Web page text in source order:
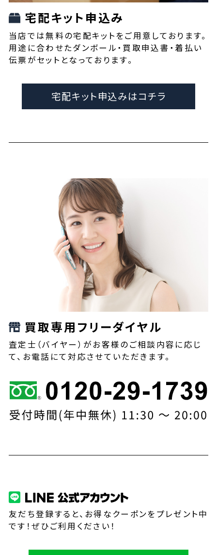
宅配キット申込み
当店では無料の宅配キットをご用意しております。
用途に合わせたダンボール・買取申込書・着払い
伝票がセットとなっております。
宅配キット申込みはコチラ
買取専用フリーダイヤル
査定士（バイヤー）がお客様のご相談内容に応じ
て、お電話にて対応させていただきます。
友だち登録すると、お得なクーポンをプレゼント中
です！ぜひご利用ください！